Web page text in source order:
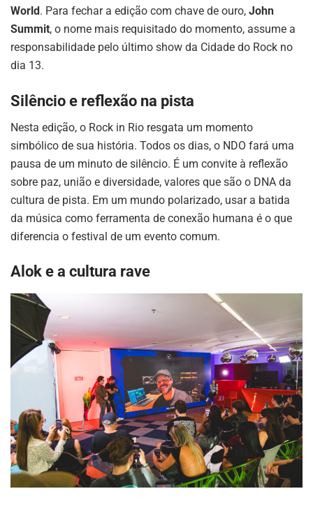
World. Para fechar a edição com chave de ouro, John
Summit, o nome mais requisitado do momento, assume a
responsabilidade pelo último show da Cidade do Rock no
dia 13.
Silêncio e reflexão na pista
Nesta edição, o Rock in Rio resgata um momento
simbólico de sua história. Todos os dias, o NDO fará uma
pausa de um minuto de silêncio. É um convite à reflexão
sobre paz, união e diversidade, valores que são o DNA da
cultura de pista. Em um mundo polarizado, usar a batida
da música como ferramenta de conexão humana é o que
diferencia o festival de um evento comum.
Alok e a cultura rave